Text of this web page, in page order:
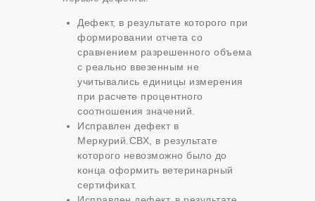
Дефект, в результате которого при
формировании отчета со
сравнением разрешенного объема
с реально ввезенным не
учитывались единицы измерения
при расчете процентного
соотношения значений.
Исправлен дефект в
Меркурий.СВХ, в результате
которого невозможно было до
конца оформить ветеринарный
сертификат.